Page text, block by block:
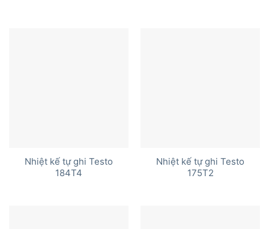
Nhiệt kế tự ghi Testo
184T4
Nhiệt kế tự ghi Testo
175T2